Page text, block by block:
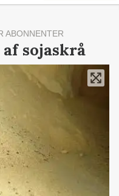
ABONNENTER
sojaskrå